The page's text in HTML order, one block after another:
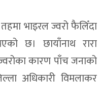
भाइरल ज्वरो फैलिँदा
छ। छायाँनाथ रारा
कारण पाँच जनाको
अधिकारी विमलाकर